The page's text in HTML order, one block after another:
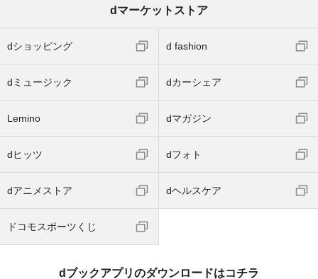
dマーケットストア
dショッピング d fashion
dミュージック dカーシェア
Lemino dマガジン
dヒッツ dフォト
dアニメストア dヘルスケア
ドコモスポーツくじ
dブックアプリのダウンロードはコチラ